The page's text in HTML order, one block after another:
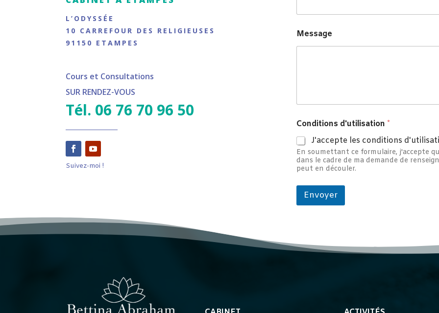
L’ODYSSÉE
10 CARREFOUR DES RELIGIEUSES
91150 ETAMPES
Cours et Consultations
SUR RENDEZ-VOUS
Tél. 06 76 70 96 50
Suivez-moi !
E
-
n
o
m
Message
Conditions d'utilisation *
J'accepte les conditions
En soumettant ce formulaire, j'accepte
dans le cadre de ma demande de
peut en découler.
Envoyer